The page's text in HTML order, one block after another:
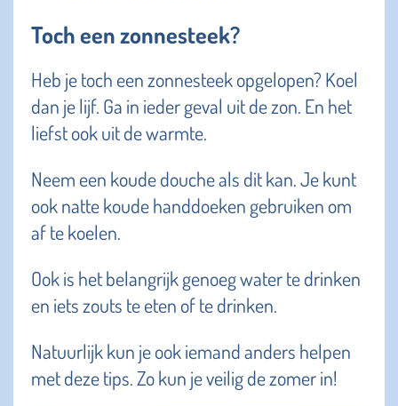
Toch een zonnesteek?
Heb je toch een zonnesteek opgelopen? Koel
dan je lijf. Ga in ieder geval uit de zon. En het
liefst ook uit de warmte.
Neem een koude douche als dit kan. Je kunt
ook natte koude handdoeken gebruiken om
af te koelen.
Ook is het belangrijk genoeg water te drinken
en iets zouts te eten of te drinken.
Natuurlijk kun je ook iemand anders helpen
met deze tips. Zo kun je veilig de zomer in!